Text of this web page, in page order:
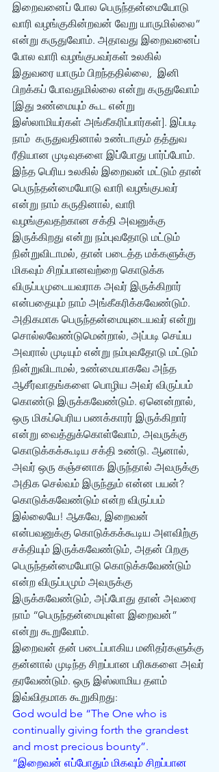
இறைவனைப் போல பெருந்தன்மையோடு
வாரி வழங்குகின்றவன் வேறு யாருமில்லை”
என்று கருதுவோம். அதாவது இறைவனைப்
போல வாரி வழங்குபவர்கள் உலகில்
இதுவரை யாரும் பிறந்ததில்லை,  இனி
பிறக்கப் போவதுமில்லை என்று கருதுவோம்
[இது உண்மையும் கூட என்று
இஸ்லாமியர்கள் அங்கீகரிப்பார்கள்]. இப்படி
நாம்  கருதுவதினால் உண்டாகும் தத்துவ
ரீதியான முடிவுகளை இப்போது பார்ப்போம்.
இந்த பெரிய உலகில் இறைவன் மட்டும் தான்
பெருந்தன்மையோடு வாரி வழங்குபவர்
என்று நாம் கருதினால், வாரி
வழங்குவதற்கான சக்தி அவனுக்கு
இருக்கிறது என்று நம்புவதோடு மட்டும்
நின்றுவிடாமல், தான் படைத்த மக்களுக்கு
மிகவும் சிறப்பானவற்றை கொடுக்க
விருப்பமுடையவராக அவர் இருக்கிறார்
என்பதையும் நாம் அங்கீகரிக்கவேண்டும்.
அதிகமாக பெருந்தன்மையுடையவர் என்று
சொல்லவேண்டுமென்றால், அப்படி செய்ய
அவரால் முடியும் என்று நம்புவதோடு மட்டும்
நின்றுவிடாமல், உண்மையாகவே அந்த
ஆசீர்வாதங்களை பொழிய அவர் விருப்பம்
கொண்டு இருக்கவேண்டும். ஏனென்றால்,
ஒரு மிகப்பெரிய பணக்காரர் இருக்கிறார்
என்று வைத்துக்கொள்வோம், அவருக்கு
கொடுக்கக்கூடிய சக்தி உண்டு. ஆனால்,
அவர் ஒரு கஞ்சனாக இருந்தால் அவருக்கு
அதிக செல்வம் இருந்தும் என்ன பயன்?
கொடுக்கவேண்டும் என்ற விருப்பம்
இல்லையே! ஆகவே, இறைவன்
என்பவனுக்கு கொடுக்கக்கூடிய அளவிற்கு
சக்தியும் இருக்கவேண்டும், அதன் பிறகு
பெருந்தன்மையோடு கொடுக்கவேண்டும்
என்ற விருப்பமும் அவருக்கு
இருக்கவேண்டும், அப்போது தான் அவரை
நாம் “பெருந்தன்மையுள்ள இறைவன்”
என்று கூறுவோம்.
இறைவன் தன் படைப்பாகிய மனிதர்களுக்கு
தன்னால் முடிந்த சிறப்பான பரிசுகளை அவர்
தரவேண்டும். ஒரு இஸ்லாமிய தளம்
இவ்விதமாக கூறுகிறது:
God would be “The One who is
continually giving forth the grandest
and most precious bounty”.
“இறைவன் எப்போதும் மிகவும் சிறப்பான